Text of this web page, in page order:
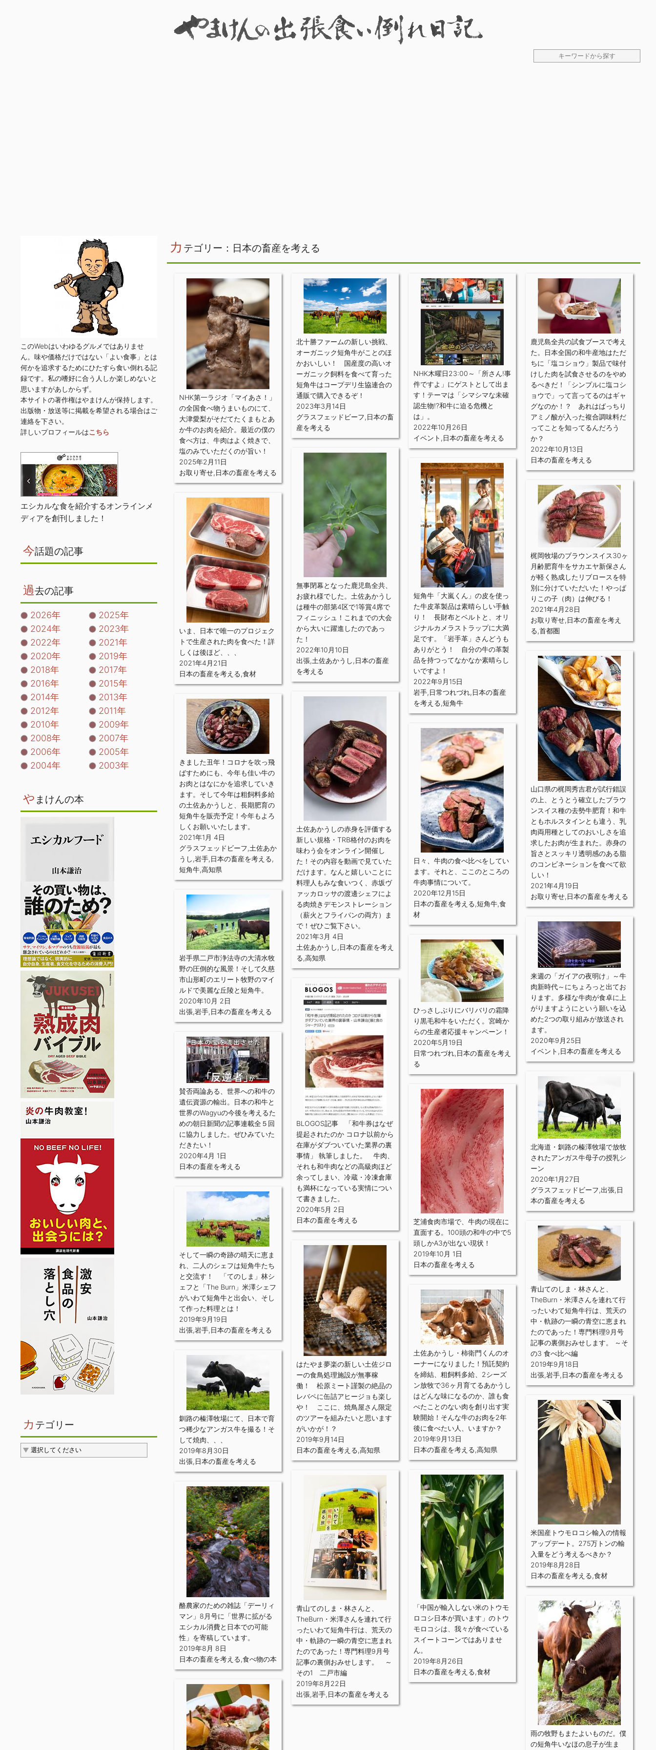
カ テゴリー：日本の畜産を考える
NHK第一ラジオ「マイあさ！」
の全国食べ物うまいものにて、
大津愛梨がそだてたくまもとあ
か牛のお肉を紹介。最近の僕の
食べ方は、牛肉はよく焼きで、
塩のみでいただくのが旨い！
2025年2月11日
お取り寄せ,日本の畜産を考える
北十勝ファームの新しい挑戦、
オーガニック短角牛がことのほ
かおいしい！ 国産度の高いオ
ーガニック飼料を食べて育った
短角牛はコープデリ生協連合の
通販で購入できるぞ！
2023年3月14日
グラスフェッドビーフ,日本の畜
産を考える
NHK木曜日23:00～「所さん!事
件ですよ」にゲストとして出ま
す！テーマは「シマシマな未確
認生物!?和牛に迫る危機と
は」。
2022年10月26日
イベント ,日本の畜産を考える
鹿児島全共の試食ブースで考え
た。日本全国の和牛産地はただ
ちに「塩コショウ」製品で味付
けした肉を試食させるのをやめ
るべきだ！「シンプルに塩コシ
ョウで」って言ってるのはギャ
グなのか！？ あれはばっちり
アミノ酸が入った複合調味料だ
ってことを知ってるんだろう
か？
2022年10月13日
日本の畜産を考える
無事閉幕となった鹿児島全共、
お疲れ様でした。土佐あかうし
は種牛の部第4区で1等賞4席で
フィニッシュ！これまでの大会
から大いに躍進したのであっ
た！
2022年10月10日
出張,土佐あかうし,日本の畜産
を考える
短角牛「大嵐くん」の皮を使っ
た牛皮革製品は素晴らしい手触
り！ 長財布とベルトと、オリ
ジナルカメラストラップに大満
足です。「岩手革」さんどうも
ありがとう！ 自分の牛の革製
品を持つってなかなか素晴らし
いですよ！
2022年9月15日
岩手,日常つれづれ,日本の畜産
を考える,短角牛
梶岡牧場のブラウンスイス30ヶ
月齢肥育牛をサカエヤ新保さん
が軽く熟成したリブロースを特
別に分けていただいた！やっぱ
りこの子（肉）は伸びる！
2021年4月28日
お取り寄せ,日本の畜産を考え
る,首都圏
いま、日本で唯一のプロジェク
トで生産された肉を食べた！詳
しくは後ほど、、、
2021年4月21日
日本の畜産を考える,食材
山口県の梶岡秀吉君が試行錯誤
の上、とうとう確立したブラウ
ンスイス種の去勢牛肥育！和牛
ともホルスタインとも違う、乳
肉両用種としてのおいしさを追
求したお肉が生まれた。赤身の
旨さとスッキリ透明感のある脂
のコンビネーションを食べて欲
しい！
2021年4月19日
お取り寄せ,日本の畜産を考える
土佐あかうしの赤身を評価する
新しい規格・TRB格付のお肉を
味わう会をオンライン開催し
た！その内容を動画で見ていた
だけます。なんと嬉しいことに
料理人もみな食いつく、赤坂ヴ
ァッカロッサの渡邊シェフによ
る肉焼きデモンストレーション
（薪火とフライパンの両方）ま
で！ぜひご覧下さい。
2021年3月 4日
土佐あかうし,日本の畜産を考え
る,高知県
きました丑年！コロナを吹っ飛
ばすためにも、今年も佳い牛の
お肉とはなにかを追求していき
ます。そして今年は粗飼料多給
の土佐あかうしと、長期肥育の
短角牛を販売予定！今年もよろ
しくお願いいたします。
2021年1月 4日
グラスフェッドビーフ,土佐あか
うし,岩手,日本の畜産を考える,
短角牛,高知県
日々、牛肉の食べ比べをしてい
ます。それと、ここのところの
牛肉事情について。
2020年12月15日
日本の畜産を考える,短角牛,食
材
岩手県二戸市浄法寺の大清水牧
野の圧倒的な風景！そして久慈
市山形町のエリート牧野のマイ
ルドで美麗な丘陵と短角牛。
2020年10月 2日
出張,岩手,日本の畜産を考える
来週の「ガイアの夜明け」～牛
肉新時代～にちょろっと出てお
ります。多様な牛肉が食卓に上
がりますようにという願いを込
めた2つの取り組みが放送され
ます。
2020年9月25日
イベント ,日本の畜産を考える
ひっさしぶりにバリバリの霜降
り黒毛和牛をいただく。宮崎か
らの生産者応援キャンペーン！
2020年5月19日
日常つれづれ,日本の畜産を考え
る
BLOGOS記事 「和牛券はなぜ
提起されたのか コロナ以前から
在庫がダブついていた業界の裏
事情」 執筆しました。 牛肉、
それも和牛肉などの高級肉ほど
余ってしまい、冷蔵・冷凍倉庫
も満杯になっている実情につい
て書きました。
2020年5月 2日
日本の畜産を考える
賛否両論ある、世界への和牛の
遺伝資源の輸出。日本の和牛と
世界のWagyuの今後を考えるた
めの朝日新聞の記事連載全５回
に協力しました。ぜひみていた
だきたい！
2020年4月 1日
日本の畜産を考える
北海道・釧路の榛澤牧場で放牧
されたアンガス牛母子の授乳シ
ーン
2020年1月27日
グラスフェッドビーフ,出張,日
本の畜産を考える
芝浦食肉市場で、牛肉の現在に
直面する。100頭の和牛の中で5
頭しかA3が出ない現状！
2019年10月 1日
日本の畜産を考える
そして一瞬の奇跡の晴天に恵ま
れ、二人のシェフは短角牛たち
と交流す！ 「てのしま」林シ
ェフと「The Burn」米澤シェフ
がいわて短角牛と出会い、そし
て作った料理とは！
2019年9月19日
出張,岩手,日本の畜産を考える
青山てのしま・林さんと、
TheBurn・米澤さんを連れて行
ったいわて短角牛行は、荒天の
中・軌跡の一瞬の青空に恵まれ
たのであった！専門料理9月号
記事の裏側おみせします。 ～そ
の3 食べ比べ編
2019年9月18日
出張,岩手,日本の畜産を考える
はたやま夢楽の新しい土佐ジロ
ーの食鳥処理施設が無事稼
働！ 松原ミート謹製の絶品の
レバペに缶詰アヒージョも楽し
や！ ここに、焼鳥屋さん限定
のツアーを組みたいと思います
がいかが！？
2019年9月14日
日本の畜産を考える,高知県
土佐あかうし・柿衛門くんのオ
ーナーになりました！預託契約
を締結、粗飼料多給、2シーズ
ン放牧で36ヶ月育てるあかうし
はどんな味になるのか、誰も食
べたことのない肉を創り出す実
験開始！そんな牛のお肉を2年
後に食べたい人、いますか？
2019年9月13日
日本の畜産を考える,高知県
釧路の榛澤牧場にて、日本で育
つ稀少なアンガス牛を撮る！そ
して焼肉、、、
2019年8月30日
出張,日本の畜産を考える
米国産トウモロコシ輸入の情報
アップデート。275万トンの輸
入量をどう考えるべきか？
2019年8月28日
日本の畜産を考える,食材
「中国が輸入しない米のトウモ
ロコシ日本が買います」のトウ
モロコシは、我々が食べている
スイートコーンではありませ
ん。
2019年8月26日
日本の畜産を考える,食材
青山てのしま・林さんと、
TheBurn・米澤さんを連れて行
ったいわて短角牛行は、荒天の
中・軌跡の一瞬の青空に恵まれ
たのであった！専門料理9月号
記事の裏側おみせします。 ～
その1 二戸市編
2019年8月22日
出張,岩手,日本の畜産を考える
酪農家のための雑誌「デーリィ
マン」8月号に「世界に拡がる
エシカル消費と日本での可能
性」を寄稿しています。
2019年8月 8日
日本の畜産を考える,食べ物の本
雨の牧野もまたよいものだ。僕
の短角牛いなほの息子が生ま
このWebはいわゆるグルメではありませ
ん。味や価格だけではない「よい食事」とは
何かを追求するためにひたすら食い倒れる記
録です。私の嗜好に合う人しか楽しめないと
思いますがあしからず。
本サイトの著作権はやまけんが保持します。
出版物・放送等に掲載を希望される場合はご
連絡を下さい。
詳しいプロフィールはこちら
エシカルな食を紹介するオンラインメ
ディアを創刊しました！
今話題の記事
過去の記事
2026年
2025年
2024年
2023年
2022年
2021年
2020年
2019年
2018年
2017年
2016年
2015年
2014年
2013年
2012年
2011年
2010年
2009年
2008年
2007年
2006年
2005年
2004年
2003年
や まけんの本
カ テゴリー